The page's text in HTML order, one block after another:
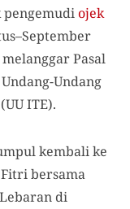
ojek
Pasal
Undang
ITE).
kembali ke
bersama
di